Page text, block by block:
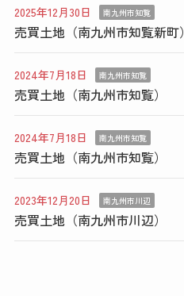
2025年12月30日 南九州市知覧
売買土地（南九州市知覧新町）
2024年7月18日 南九州市知覧
売買土地（南九州市知覧）
2024年7月18日 南九州市知覧
売買土地（南九州市知覧）
2023年12月20日 南九州市川辺
売買土地（南九州市川辺）